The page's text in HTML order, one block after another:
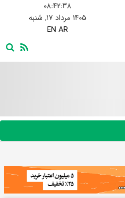
۰۸:۴۲:۳۹
۱۴۰۵ مرداد ۱۷, شنبه
EN AR